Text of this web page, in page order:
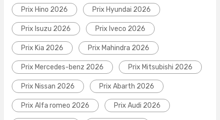
Prix Hino 2026 Prix Hyundai 2026
Prix Isuzu 2026 Prix Iveco 2026
Prix Kia 2026 Prix Mahindra 2026
Prix Mercedes-benz 2026 Prix Mitsubishi 2026
Prix Nissan 2026 Prix Abarth 2026
Prix Alfa romeo 2026 Prix Audi 2026